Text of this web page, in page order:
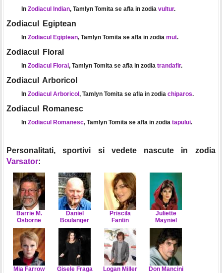
In Zodiacul Indian, Tamlyn Tomita se afla in zodia vultur.
Zodiacul Egiptean
In Zodiacul Egiptean, Tamlyn Tomita se afla in zodia mut.
Zodiacul Floral
In Zodiacul Floral, Tamlyn Tomita se afla in zodia trandafir.
Zodiacul Arboricol
In Zodiacul Arboricol, Tamlyn Tomita se afla in zodia chiparos.
Zodiacul Romanesc
In Zodiacul Romanesc, Tamlyn Tomita se afla in zodia tapului.
Personalitati, sportivi si vedete nascute in zodia
Varsator:
Barrie M.
Osborne
Daniel
Boulanger
Priscila
Fantin
Juliette
Mayniel
Mia Farrow Gisele Fraga Logan Miller Don Mancini